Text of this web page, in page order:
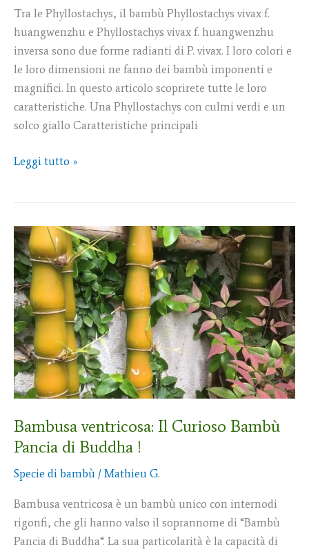
Tra le Phyllostachys, il bambù Phyllostachys vivax f.
huangwenzhu e Phyllostachys vivax f. huangwenzhu
inversa sono due forme radianti di P. vivax. I loro colori e
le loro dimensioni ne fanno dei bambù imponenti e
magnifici. In questo articolo scoprirete tutte le loro
caratteristiche. Una Phyllostachys con culmi verdi e un
solco giallo Caratteristiche principali
Leggi tutto »
Bambusa ventricosa: Il Curioso Bambù
Pancia di Buddha !
Specie di bambù / Mathieu G.
Bambusa ventricosa è un bambù unico con internodi
rigonfi, che gli hanno valso il soprannome di “Bambù
Pancia di Buddha“. La sua particolarità è la capacità di
Bambusa
ventricosa:
Il
Curioso
Bambù
Pancia
di
Buddha
!